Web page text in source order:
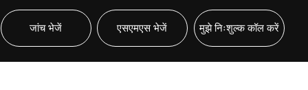
नाम सेल्वेज लेखक जैक्वार्ड
विक्टर और एडेल्फ़ी लूम स्पेयर पार्ट्स
ड्राइव और मशीन ब्रेक
जांच भेजें एसएमएस भेजें मुझे निःशुल्क कॉल करें